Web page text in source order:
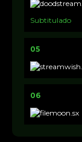
Subtitulado
05
06